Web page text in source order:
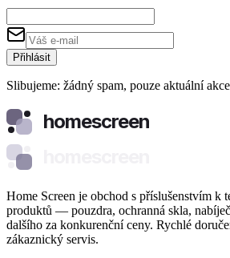
Přihlásit
Slibujeme: žádný spam, pouze aktuální
homescreen
Home Screen je obchod s příslušenstvím k
produktů — pouzdra, ochranná skla,
dalšího za konkurenční ceny. Rychlé
zákaznický servis.